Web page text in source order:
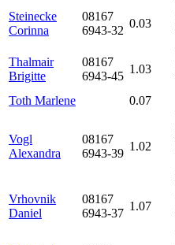
Steinecke
Corinna
08167
6943-32
0.03
Thalmair
Brigitte
08167
6943-45
1.03
Toth Marlene
0.07
Vogl
Alexandra
08167
6943-39
1.02
Vrhovnik
Daniel
08167
6943-37
1.07